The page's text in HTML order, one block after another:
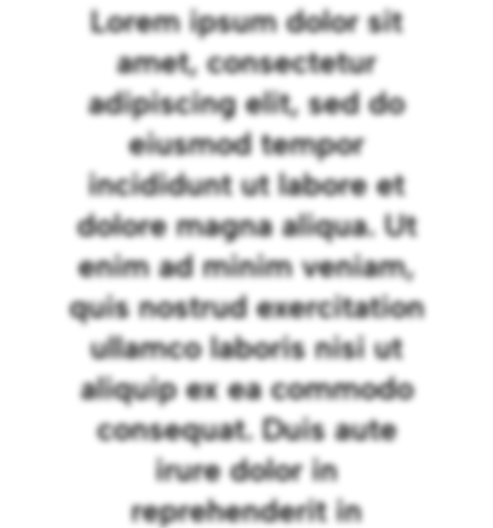
Lorem ipsum dolor sit
amet, consectetur
adipiscing elit, sed do
eiusmod tempor
incididunt ut labore et
dolore magna aliqua. Ut
enim ad minim veniam,
quis nostrud exercitation
ullamco laboris nisi ut
aliquip ex ea commodo
consequat. Duis aute
irure dolor in
reprehenderit in